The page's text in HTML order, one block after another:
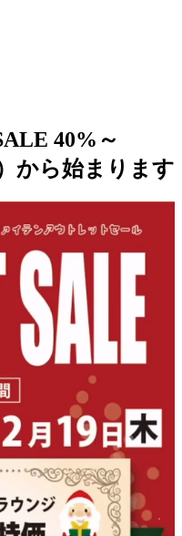
40%～
から始まります